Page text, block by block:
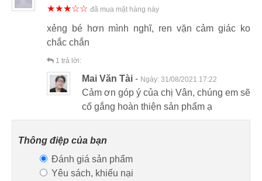
★★★☆☆ đã mua mặt hàng này
xẻng bé hơn mình nghĩ, ren vặn cảm giác ko
chắc chắn
1 trả lời:
Mai Văn Tài - Ngày: 31/08/2021 17:22
Cảm ơn góp ý của chị Vân, chúng em sẽ
cố gắng hoàn thiện sản phẩm ạ
Thông điệp của bạn
Đánh giá sản phẩm
Yêu sách, khiếu nại